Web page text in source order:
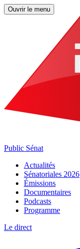
Ouvrir le menu
Public Sénat
Actualités
Sénatoriales 2026
Émissions
Documentaires
Podcasts
Programme
Le direct